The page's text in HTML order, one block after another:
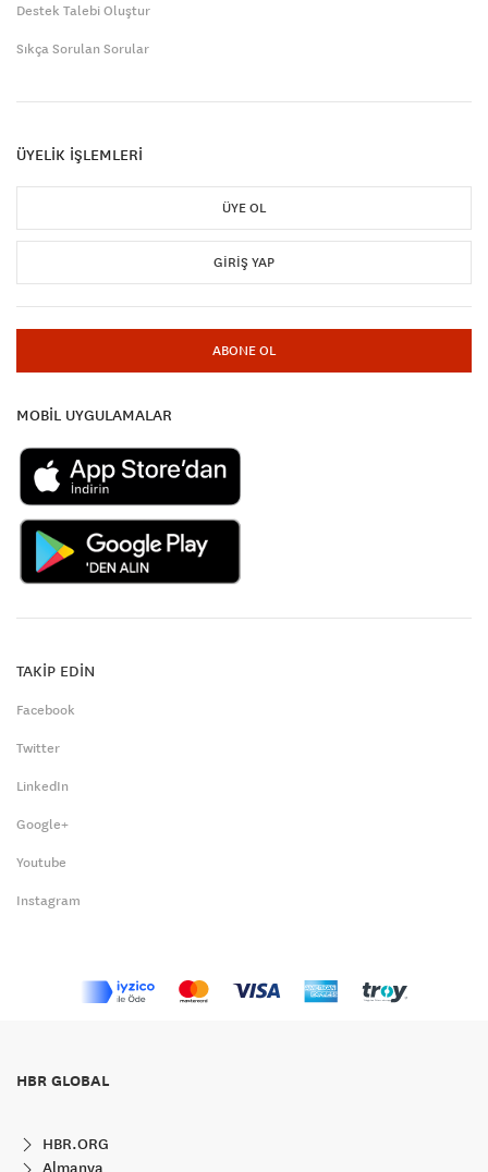
Destek Talebi Oluştur
Sıkça Sorulan Sorular
ÜYELİK İŞLEMLERİ
ÜYE OL
GIRIŞ YAP
ABONE OL
MOBİL UYGULAMALAR
TAKİP EDİN
Facebook
Twitter
LinkedIn
Google+
Youtube
Instagram
HBR GLOBAL
HBR.ORG
Almanya